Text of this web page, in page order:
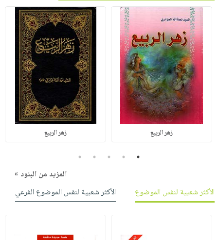
زهر الربيع زهر الربيع
1
2
3
4
5
المزيد من البنود »
الأكثر شعبية لنفس الموضوع
الأكثر شعبية لنفس الموضوع الفرعي